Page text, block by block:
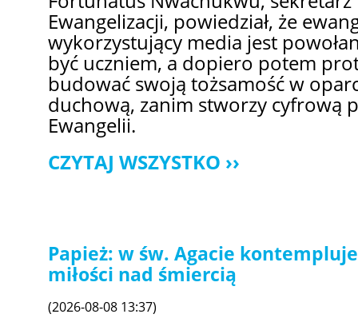
Ewangelizacji, powiedział, że
wykorzystujący media jest
być uczniem, a dopiero potem
budować swoją tożsamość w
duchową, zanim stworzy cyfrową
Ewangelii.
CZYTAJ WSZYSTKO
Papież: w św. Agacie
miłości nad śmiercią
(2026-08-08 13:37)